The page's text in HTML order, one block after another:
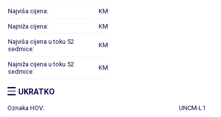
Najviša cijena: KM
Najniža cijena: KM
Najviša cijena u toku 52
sedmice:
KM
Najniža cijena u toku 52
sedmice:
KM
UKRATKO
Oznaka HOV: UNCM-L1